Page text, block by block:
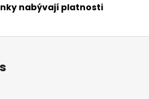
nabývají platnosti